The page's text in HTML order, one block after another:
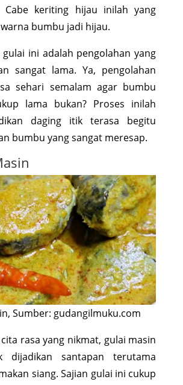
Cabe keriting hijau inilah yang
bumbu jadi hijau.
ini adalah pengolahan yang
sangat lama. Ya, pengolahan
sehari semalam agar bumbu
lama bukan? Proses inilah
daging itik terasa begitu
bumbu yang sangat meresap.
Sumber: gudangilmuku.com
rasa yang nikmat, gulai masin
dijadikan santapan terutama
siang. Sajian gulai ini cukup